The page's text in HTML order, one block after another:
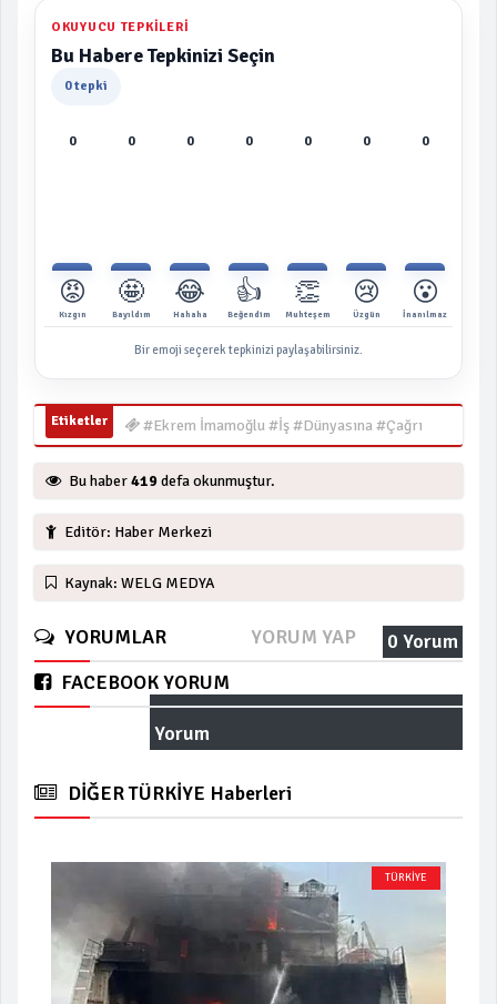
OKUYUCU TEPKILERI
Bu Habere Tepkinizi Seçin
0 tepki
0
😡
Kızgın
0
🤩
Bayıldım
0
😂
Hahaha
0
👍
Beğendim
0
👏
Muhteşem
0
😢
Üzgün
0
😮
İnanılmaz
Bir emoji seçerek tepkinizi paylaşabilirsiniz.
Etiketler #Ekrem İmamoğlu #İş #Dünyasına #Çağrı
Bu haber419defa okunmuştur.
Editör: Haber Merkezi
Kaynak: WELG MEDYA
YORUMLAR 0 Yorum
YORUM YAP
FACEBOOK YORUM
Yorum
DİĞER TÜRKİYE Haberleri
TÜRKİYE